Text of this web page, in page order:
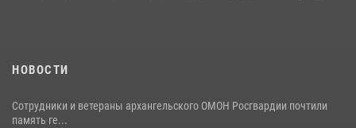
НОВОСТИ
Сотрудники и ветераны архангельского ОМОН Росгвардии почтили
память ге...